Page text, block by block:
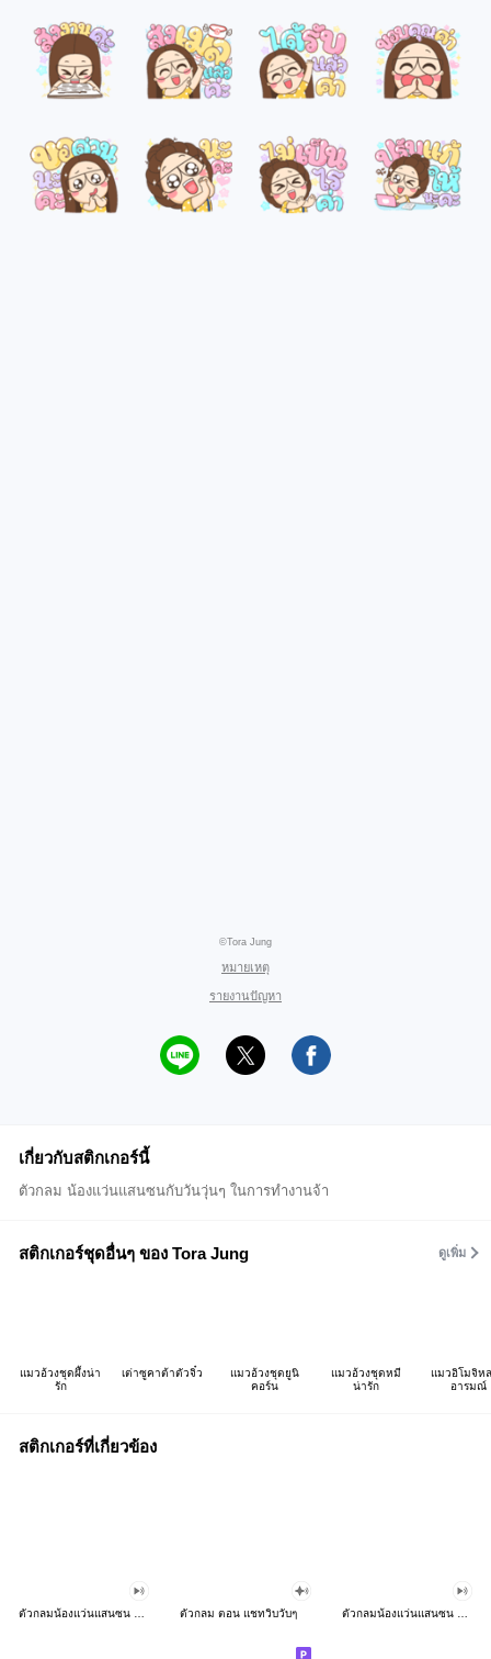
©Tora Jung
หมายเหตุ
รายงานปัญหา
เกี่ยวกับสติกเกอร์นี้
ตัวกลม น้องแว่นแสนซนกับวันวุ่นๆ ในการทำงานจ้า
สติกเกอร์ชุดอื่นๆ ของ Tora Jung ดูเพิ่ม
แมวอ้วงชุดผึ้งน่า
รัก
เต่าซูคาต้าตัวจิ๋ว
แมวอ้วงชุดยูนิ
คอร์น
แมวอ้วงชุดหมี
น่ารัก
แมวอิโมจิห
อารมณ์
สติกเกอร์ที่เกี่ยวข้อง
ตัวกลมน้องแว่นแสนซน ดุ๊กดิ๊ก 8 ตัวกลม ตอน แชทวิบวับๆ ตัวกลมน้องแว่นแสนซน ดุ๊กดิ๊ก7